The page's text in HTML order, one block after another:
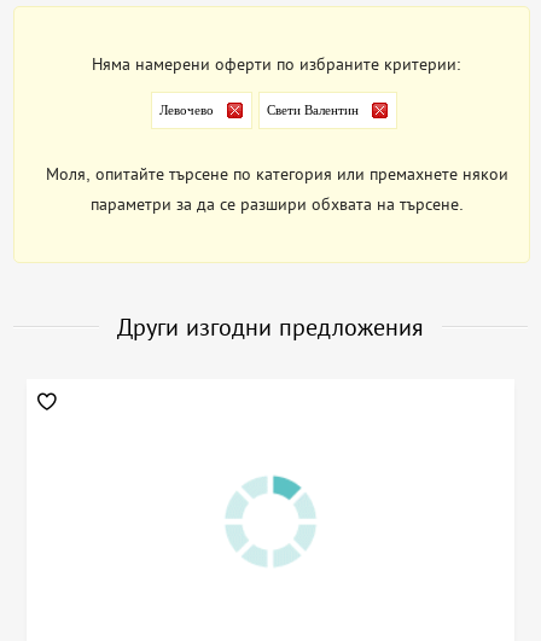
Няма намерени оферти по избраните критерии:
Левочево Свети Валентин
Моля, опитайте търсене по категория или премахнете някои
параметри за да се разшири обхвата на търсене.
Други изгодни предложения